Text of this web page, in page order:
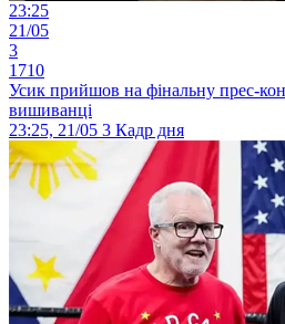
23:25
21/05
3
1710
Усик прийшов на фінальну прес-
вишиванці
23:25, 21/05 3 Кадр дня